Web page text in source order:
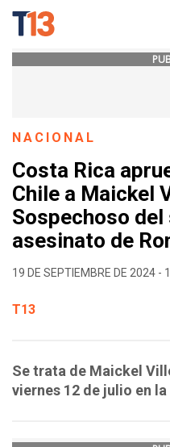
NACIONAL
Costa Rica
Chile a Maickel
Sospechoso
asesinato de
19 DE SEPTIEMBRE DE 2024 -
T13
Se trata de Maickel
viernes 12 de julio en